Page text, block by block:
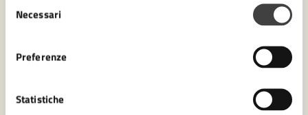
delNecessari
Preferenze
Statistiche
Numero verde 0547-356111
Prenota appuntamento